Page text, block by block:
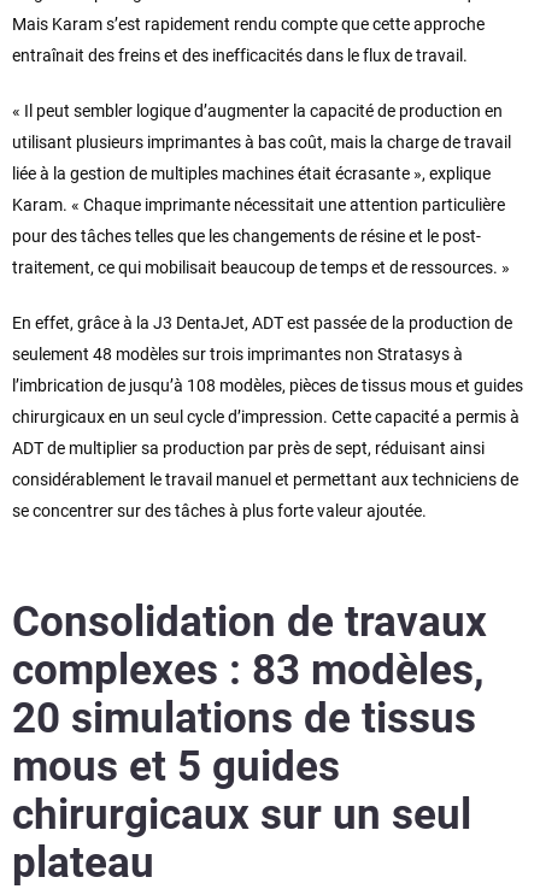
Mais Karam s’est rapidement rendu compte que cette approche
entraînait des freins et des inefficacités dans le flux de travail.
« Il peut sembler logique d’augmenter la capacité de production en
utilisant plusieurs imprimantes à bas coût, mais la charge de travail
liée à la gestion de multiples machines était écrasante », explique
Karam. « Chaque imprimante nécessitait une attention particulière
pour des tâches telles que les changements de résine et le post-
traitement, ce qui mobilisait beaucoup de temps et de ressources. »
En effet, grâce à la J3 DentaJet, ADT est passée de la production de
seulement 48 modèles sur trois imprimantes non Stratasys à
l’imbrication de jusqu’à 108 modèles, pièces de tissus mous et guides
chirurgicaux en un seul cycle d’impression. Cette capacité a permis à
ADT de multiplier sa production par près de sept, réduisant ainsi
considérablement le travail manuel et permettant aux techniciens de
se concentrer sur des tâches à plus forte valeur ajoutée.
Consolidation de travaux
complexes : 83 modèles,
20 simulations de tissus
mous et 5 guides
chirurgicaux sur un seul
plateau